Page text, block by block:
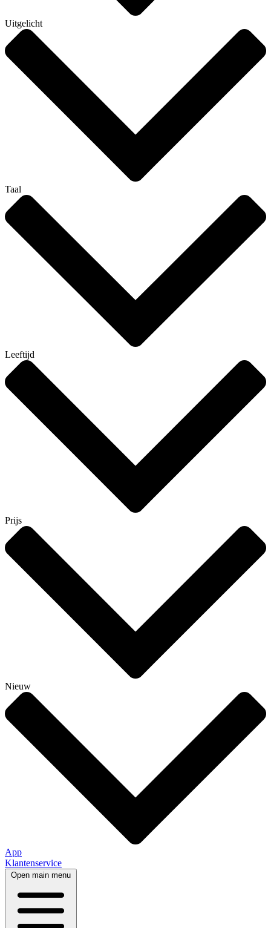
Uitgelicht
Taal
Leeftijd
Prijs
Nieuw
App
Klantenservice
Open main menu